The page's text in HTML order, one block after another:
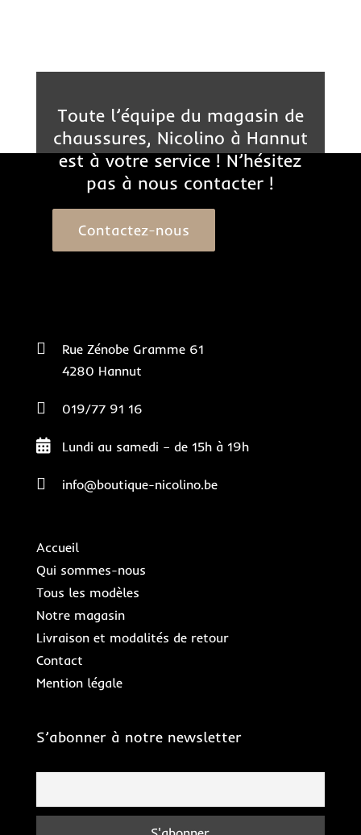
Toute l’équipe du magasin de
chaussures, Nicolino à Hannut
est à votre service ! N’hésitez
pas à nous contacter !
Contactez-nous

Rue Zénobe Gramme 61
4280 Hannut
 019/77 91 16
 Lundi au samedi – de 15h à 19h
 info@boutique-nicolino.be
Accueil
Qui sommes-nous
Tous les modèles
Notre magasin
Livraison et modalités de retour
Contact
Mention légale
S’abonner à notre newsletter